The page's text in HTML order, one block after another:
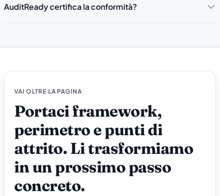
AuditReady certifica la conformità?
VAI OLTRE LA PAGINA
Portaci framework,
perimetro e punti di
attrito. Li trasformiamo
in un prossimo passo
concreto.